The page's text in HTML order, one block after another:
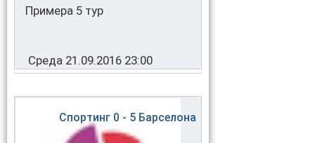
Примера 5 тур
Среда 21.09.2016 23:00
Спортинг 0 - 5 Барселона